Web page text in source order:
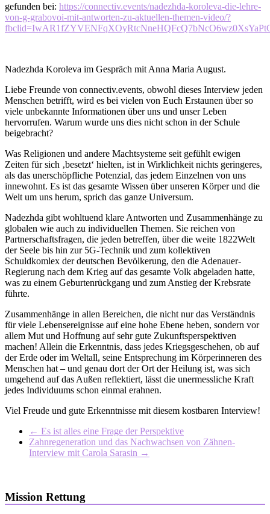
gefunden bei: https://connectiv.events/nadezhda-koroleva-die-lehre-
von-g-grabovoi-mit-antworten-zu-aktuellen-themen-video/?
Nadezhda Koroleva im Gespräch mit Anna Maria August.
Liebe Freunde von connectiv.events, obwohl dieses Interview jeden
Menschen betrifft, wird es bei vielen von Euch Erstaunen über so
viele unbekannte Informationen über uns und unser Leben
hervorrufen. Warum wurde uns dies nicht schon in der Schule
beigebracht?
Was Religionen und andere Machtsysteme seit gefühlt ewigen
Zeiten für sich ‚besetzt‘ hielten, ist in Wirklichkeit nichts geringeres,
als das unerschöpfliche Potenzial, das jedem Einzelnen von uns
innewohnt. Es ist das gesamte Wissen über unseren Körper und die
Welt um uns herum, sprich das ganze Universum.
Nadezhda gibt wohltuend klare Antworten und Zusammenhänge zu
globalen wie auch zu individuellen Themen. Sie reichen von
Partnerschaftsfragen, die jeden betreffen, über die weite 1822Welt
der Seele bis hin zur 5G-Technik und zum kollektiven
Schuldkomlex der deutschen Bevölkerung, den die Adenauer-
Regierung nach dem Krieg auf das gesamte Volk abgeladen hatte,
was zu einem Geburtenrückgang und zum Anstieg der Krebsrate
führte.
Zusammenhänge in allen Bereichen, die nicht nur das Verständnis
für viele Lebensereignisse auf eine hohe Ebene heben, sondern vor
allem Mut und Hoffnung auf sehr gute Zukunftsperspektiven
machen! Allein die Erkenntnis, dass jedes Kriegsgeschehen, ob auf
der Erde oder im Weltall, seine Entsprechung im Körperinneren des
Menschen hat – und genau dort der Ort der Heilung ist, was sich
umgehend auf das Außen reflektiert, lässt die unermessliche Kraft
jedes Individuums schon einmal erahnen.
Viel Freude und gute Erkenntnisse mit diesem kostbaren Interview!
← Es ist alles eine Frage der Perspektive
Zahnregeneration und das Nachwachsen von Zähnen-
Interview mit Carola Sarasin →
Mission Rettung